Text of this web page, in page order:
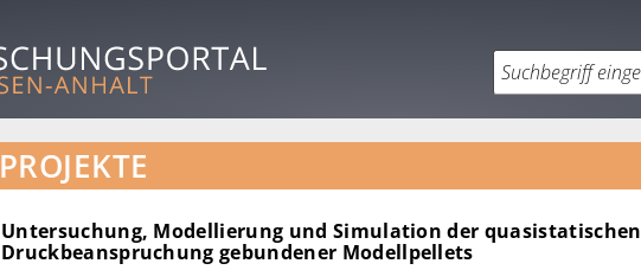
PROJEKTE
Untersuchung, Modellierung und Simulation der quasistatischen
Druckbeanspruchung gebundener Modellpellets